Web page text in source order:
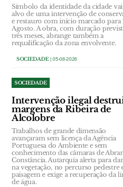
Símbolo da identidade da cidade vai
alvo de uma intervenção de
e restauro com início marcado para
Agosto. A obra, com duração
três meses, abrange também a
requalificação da zona envolvente.
SOCIEDADE| 05-08-2026
SOCIEDADE
Intervenção ilegal
margens da Ribeira de
Alcolobre
Trabalhos de grande dimensão
avançaram sem licença da Agência
Portuguesa do Ambiente e sem
conhecimento das câmaras de
Constância. Autarquia alerta para
na vegetação, no percurso pedestre
paisagem e exige a recuperação da
de água.